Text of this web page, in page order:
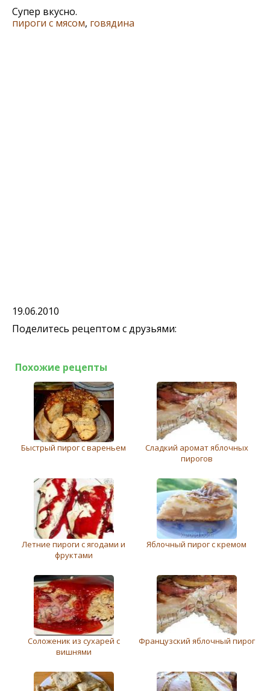
Супер вкусно.
пироги с мясом, говядина
19.06.2010
Поделитесь рецептом с друзьями:
Похожие рецепты
Быстрый пирог с вареньем
Сладкий аромат яблочных
пирогов
Летние пироги с ягодами и
фруктами
Яблочный пирог с кремом
Соложеник из сухарей с
вишнями
Французский яблочный пирог